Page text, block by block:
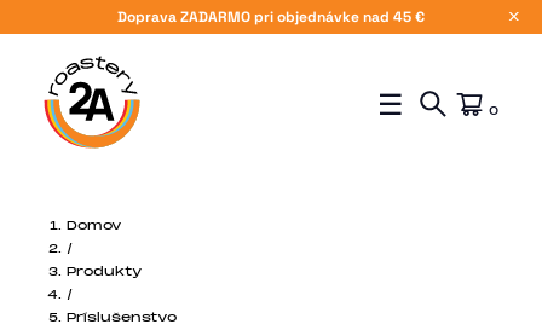
Doprava ZADARMO pri objednávke nad 45 € X
☰ 0
Domov
/
Produkty
/
Príslušenstvo